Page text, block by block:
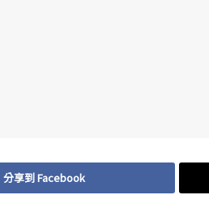
分享到 Facebook